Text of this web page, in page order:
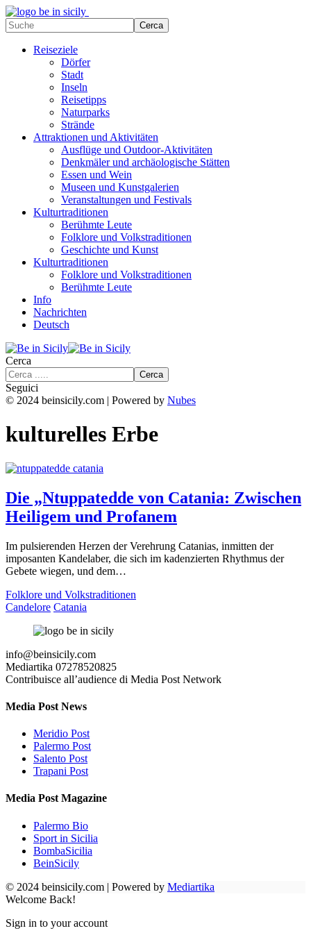
Reiseziele
Dörfer
Stadt
Inseln
Reisetipps
Naturparks
Strände
Attraktionen und Aktivitäten
Ausflüge und Outdoor-Aktivitäten
Denkmäler und archäologische Stätten
Essen und Wein
Museen und Kunstgalerien
Veranstaltungen und Festivals
Kulturtraditionen
Berühmte Leute
Folklore und Volkstraditionen
Geschichte und Kunst
Kulturtraditionen
Folklore und Volkstraditionen
Berühmte Leute
Info
Nachrichten
Deutsch
Cerca
Seguici
© 2024 beinsicily.com | Powered by Nubes
kulturelles Erbe
Die „Ntuppatedde von Catania: Zwischen
Heiligem und Profanem
Im pulsierenden Herzen der Verehrung Catanias, inmitten der
imposanten Kandelaber, die sich im kadenzierten Rhythmus der
Gebete wiegen, und dem…
Folklore und Volkstraditionen
Candelore Catania
info@beinsicily.com
Mediartika 07278520825
Contribuisce all’audience di Media Post Network
Media Post News
Meridio Post
Palermo Post
Salento Post
Trapani Post
Media Post Magazine
Palermo Bio
Sport in Sicilia
BombaSicilia
BeinSicily
© 2024 beinsicily.com | Powered by Mediartika
Welcome Back!
Sign in to your account